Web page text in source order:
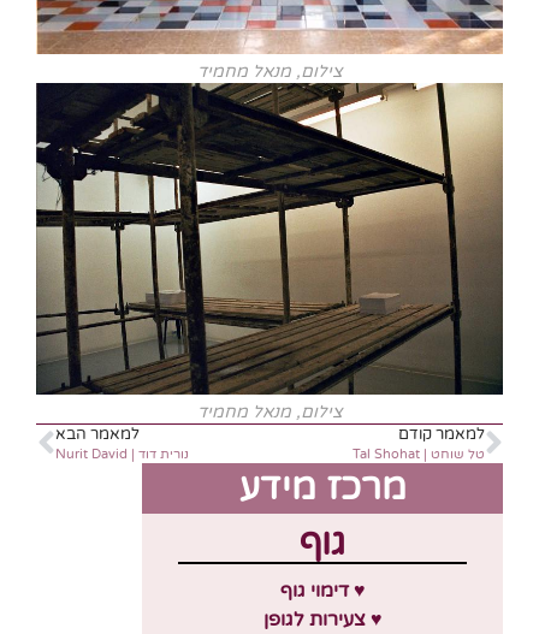
צילום, מנאל מחמיד
צילום, מנאל מחמיד
למאמר קודם
טל שוחט | Tal Shohat
למאמר הבא
נורית דוד | Nurit David
מרכז מידע
גוף
♥ דימוי גוף
♥ צעירות לגופן